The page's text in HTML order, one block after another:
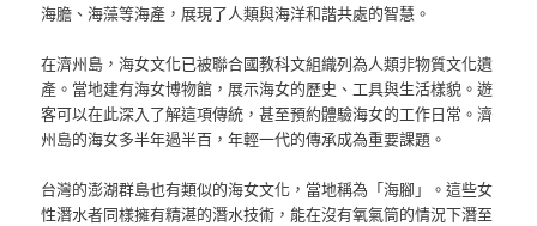
海膽、海藻等海產，展現了人類與海洋和諧共處的智慧。
在濟州島，海女文化已被聯合國教科文組織列為人類非物質文化遺
產。當地建有海女博物館，展示海女的歷史、工具與生活樣貌。遊
客可以在此深入了解這項傳統，甚至預約體驗海女的工作日常。濟
州島的海女多半年過半百，年輕一代的傳承成為重要課題。
台灣的澎湖群島也有類似的海女文化，當地稱為「海腳」。這些女
性潛水者同樣擁有精湛的潛水技術，能在沒有氧氣筒的情況下潛至